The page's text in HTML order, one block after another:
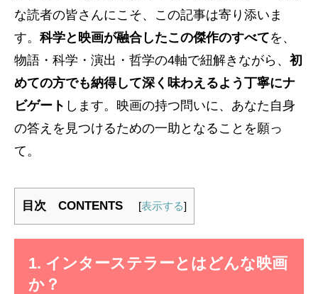
な読者の皆さんにこそ、この記事は寄り添いま
す。 科学と映画が融合したこの傑作のすべてを、
物語・科学・演出・哲学の4軸で紐解きながら、 初
めての方でも納得して深く味わえるよう丁寧にナ
ビゲート します。映画の持つ問いに、あなた自身
の答えを見つけるための一助となることを願っ
て。
目次 CONTENTS [表示する]
1. インターステラーとはどんな映画
か？